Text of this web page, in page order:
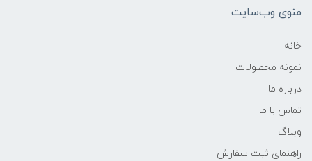
منوی وب‌سایت
خانه
نمونه محصولات
درباره ما
تماس با ما
وبلاگ
راهنمای ثبت سفارش